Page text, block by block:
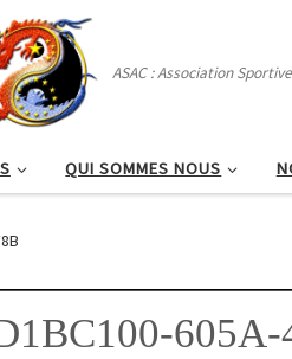
ASAC : Association
QUI SOMMES NOUS